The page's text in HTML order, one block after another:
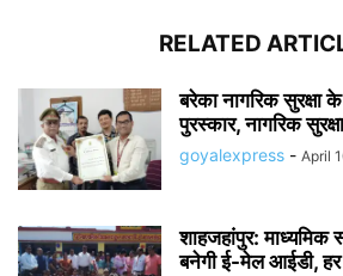
RELATED
बरेका नागरिक सुरक्षा
पुरस्कार, नागरिक
goyalexpress - April
शाहजहांपुर: माध्यमिक
बनेगी ई-मेल आईडी,